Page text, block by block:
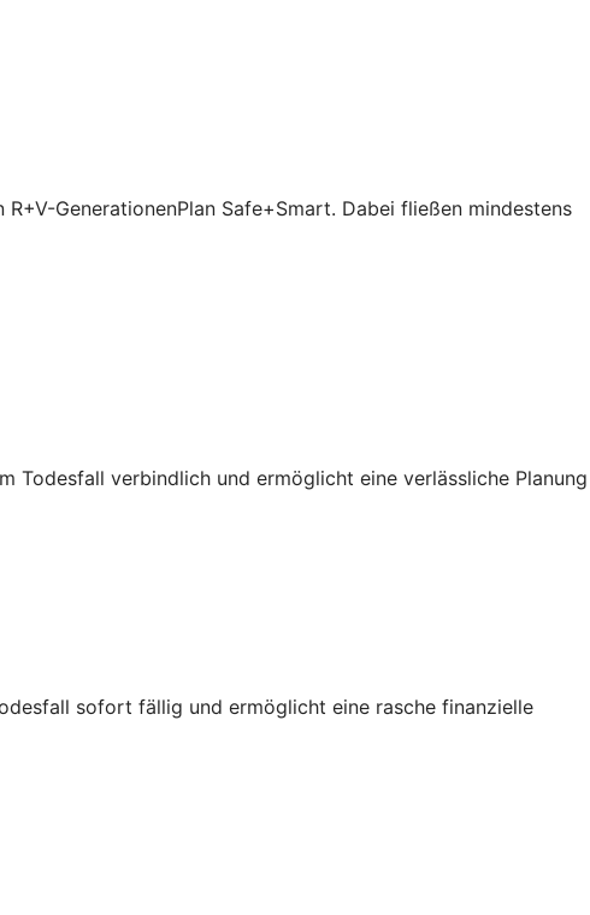
GenerationenPlan Safe+Smart. Dabei fließen mindestens
Todesfall verbindlich und ermöglicht eine verlässliche Planung
sofort fällig und ermöglicht eine rasche finanzielle